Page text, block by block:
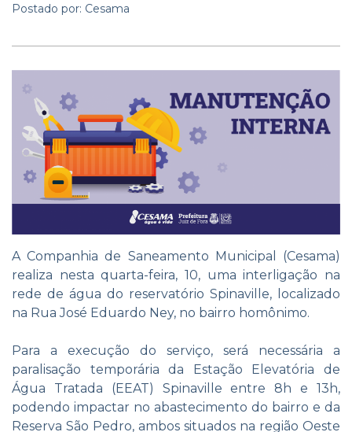
Postado por: Cesama
A Companhia de Saneamento Municipal (Cesama)
realiza nesta quarta-feira, 10, uma interligação na
rede de água do reservatório Spinaville, localizado
na Rua José Eduardo Ney, no bairro homônimo.
Para a execução do serviço, será necessária a
paralisação temporária da Estação Elevatória de
Água Tratada (EEAT) Spinaville entre 8h e 13h,
podendo impactar no abastecimento do bairro e da
Reserva São Pedro, ambos situados na região Oeste